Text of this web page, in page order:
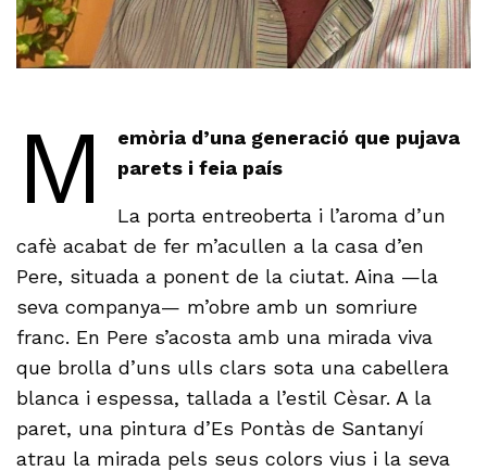
M
emòria d’una generació que pujava
parets i feia país
La porta entreoberta i l’aroma d’un
cafè acabat de fer m’acullen a la casa d’en
Pere, situada a ponent de la ciutat. Aina —la
seva companya— m’obre amb un somriure
franc. En Pere s’acosta amb una mirada viva
que brolla d’uns ulls clars sota una cabellera
blanca i espessa, tallada a l’estil Cèsar. A la
paret, una pintura d’Es Pontàs de Santanyí
atrau la mirada pels seus colors vius i la seva